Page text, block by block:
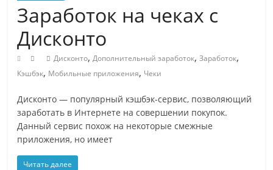
технологиях
простым
языком
YaZnal.ru
Вам
будет
что
рассказать
Заработок на чеках с
Дисконто
Дисконто,Дополнительный заработок,Заработок,
Кэшбэк, Мобильные приложения, Чеки
Дисконто — популярный кэшбэк-сервис, позволяющий
заработать в Интернете на совершении покупок.
Данный сервис похож на некоторые смежные
приложения, но имеет
Читать далее